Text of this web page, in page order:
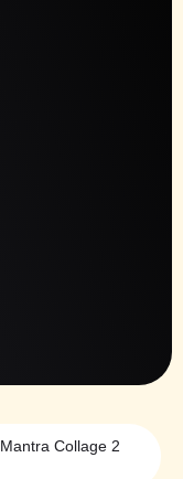
Collage 2